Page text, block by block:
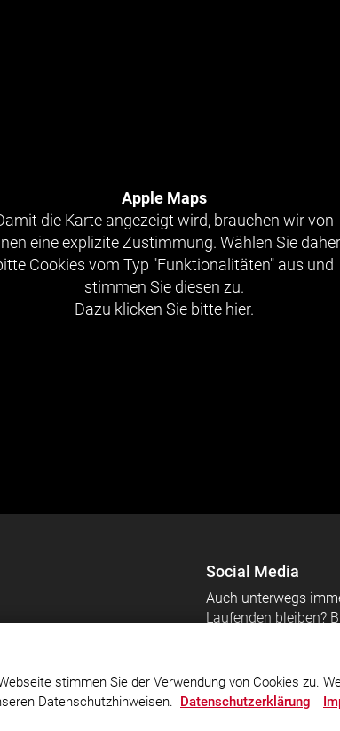
Apple Maps
die Karte angezeigt wird, brauchen wir von
eine explizite Zustimmung. Wählen Sie daher
Cookies vom Typ "Funktionalitäten" aus und
stimmen Sie diesen zu.
Dazu klicken Sie bitte hier.
Social Media
Auch unterwegs
Laufenden bleiben?
stimmen Sie der Verwendung von Cookies zu.
Datenschutzhinweisen. Datenschutzerklärung